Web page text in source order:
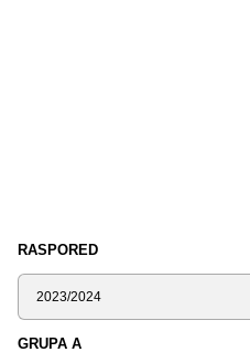
RASPORED
Sezona
GRUPA A